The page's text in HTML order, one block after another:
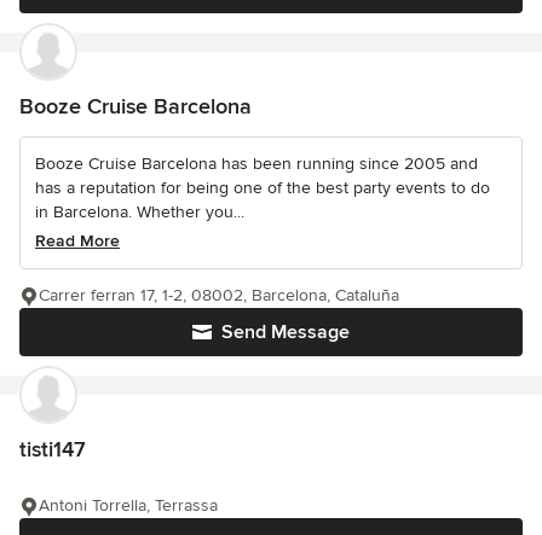
Booze Cruise Barcelona
Booze Cruise Barcelona has been running since 2005 and
has a reputation for being one of the best party events to do
in Barcelona. Whether you...
Read More
Send Message
Carrer ferran 17, 1-2, 08002, Barcelona, Cataluña
tisti147
Antoni Torrella, Terrassa